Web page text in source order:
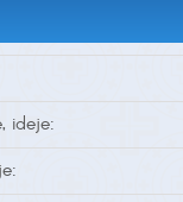
ideje: